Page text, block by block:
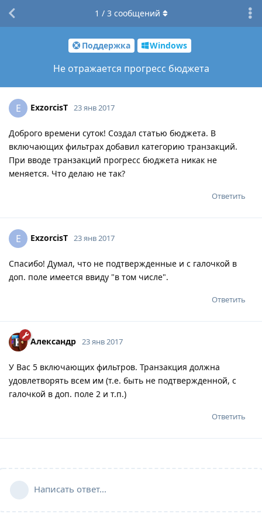
Поддержка Windows
Не отражается прогресс бюджета
1 / 3 сообщений
E ExzorcisT 23 янв 2017
Доброго времени суток! Создал статью бюджета. В
включающих фильтрах добавил категорию транзакций.
При вводе транзакций прогресс бюджета никак не
меняется. Что делаю не так?
Ответить
E ExzorcisT 23 янв 2017
Спасибо! Думал, что не подтвержденные и с галочкой в
доп. поле имеется ввиду "в том числе".
Ответить
Александр 23 янв 2017
У Вас 5 включающих фильтров. Транзакция должна
удовлетворять всем им (т.е. быть не подтвержденной, с
галочкой в доп. поле 2 и т.п.)
Ответить
Написать ответ...